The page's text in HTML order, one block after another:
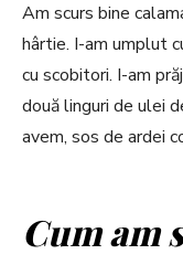
Am scurs bine
hârtie. I-am umplut
cu scobitori. I-am
două linguri de ulei
avem, sos de ardei
Cum am